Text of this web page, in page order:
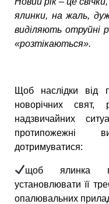
ялинки, на жаль,
виділяють отруйні
«розтікаються».
Щоб наслідки від
новорічних свят,
надзвичайних
протипожежні
дотримуватися:
щоб ялинка
установлювати її
опалювальних